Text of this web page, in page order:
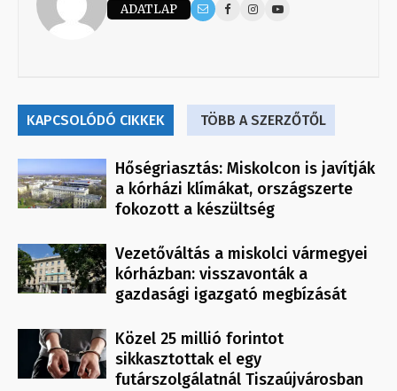
ADATLAP
KAPCSOLÓDÓ CIKKEK TÖBB A SZERZŐTŐL
Hőségriasztás: Miskolcon is javítják
a kórházi klímákat, országszerte
fokozott a készültség
Vezetőváltás a miskolci vármegyei
kórházban: visszavonták a
gazdasági igazgató megbízását
Közel 25 millió forintot
sikkasztottak el egy
futárszolgálatnál Tiszaújvárosban